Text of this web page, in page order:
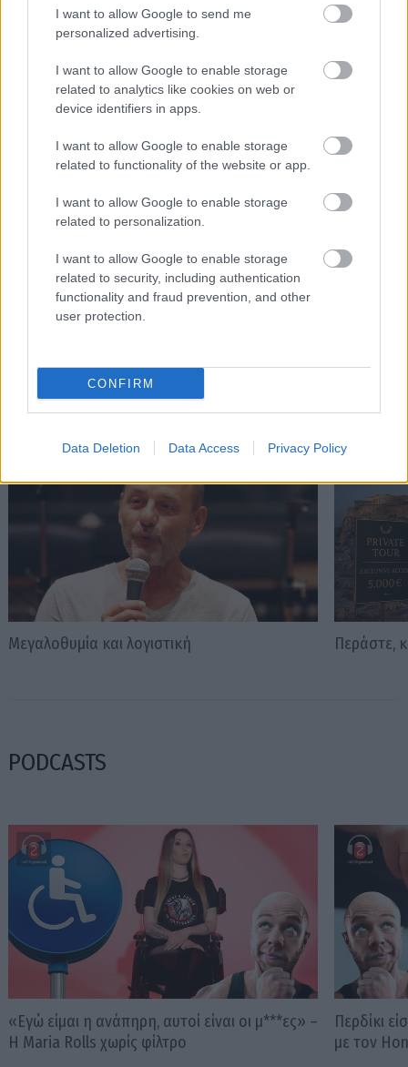
I want to allow Google to send me
personalized advertising.
I want to allow Google to enable storage
related to analytics like cookies on web or
device identifiers in apps.
I want to allow Google to enable storage
related to functionality of the website or app.
I want to allow Google to enable storage
related to personalization.
I want to allow Google to enable storage
related to security, including authentication
functionality and fraud prevention, and other
user protection.
CONFIRM
Data Deletion Data Access Privacy Policy
Ιοβόλος
Ο Ιοβόλος υπάρχει από την εποχή που τα blogs ήταν «κάτι
συντακτική ομάδα του In2life και λέει τη γνώμη του χωρίς
φόβο, αλλά συχνά με πάθος από το 2008. Κάποιοι λένε ότι
πίσω από τη μυστική του ταυτότητα κρύβονται ανύπαντροι
χαβαλετζήδες, κάποιοι άλλοι ότι την ύλη του φροντίζουν
συντηρητισμό της μέσης ηλικίας. Εσύ μην δινεις σημασία.
Διαβάστε επίσης
Μεγαλοθυμία και λογιστική Περάστε,
PODCASTS
«Εγώ είμαι η ανάπηρη, αυτοί είναι οι μ***ες» –
Η Maria Rolls χωρίς φίλτρο
Περδίκι
με τον